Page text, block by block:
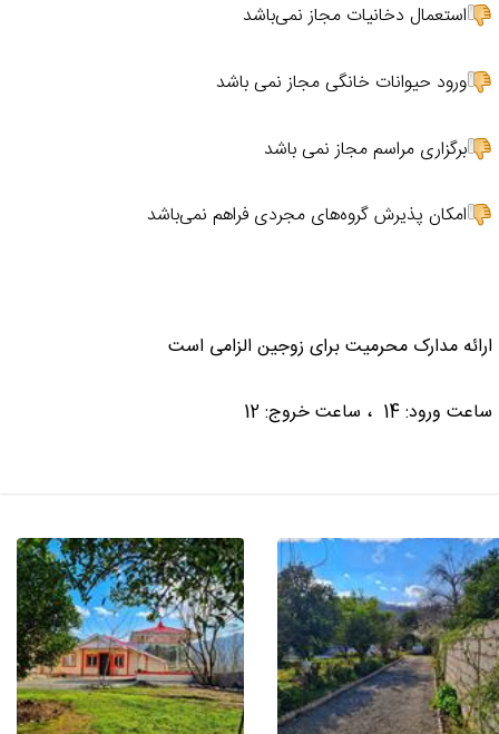
استعمال دخانیات مجاز نمی‌باشد
ورود حیوانات خانگی مجاز نمی باشد
برگزاری مراسم مجاز نمی باشد
امکان پذیرش گروه‌های مجردی فراهم نمی‌باشد
ارائه مدارک محرمیت برای زوجین الزامی است
ساعت ورود: 14 ، ساعت خروج: 12